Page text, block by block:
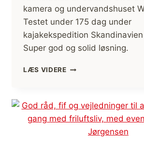
kamera og undervandshuset
Testet under 175 dag under
kajakekspedition
Super god og solid løsning.
LÆS VIDEREKAMERA
SKANDINAVIEN
RUNDT